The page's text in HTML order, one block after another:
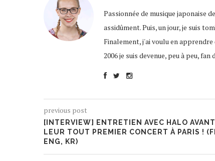
Passionnée de musique japonaise
assidûment. Puis, un jour, je suis
Finalement, j'ai voulu en
2006 je suis devenue, peu à peu,
previous post
[INTERVIEW] ENTRETIEN AVEC HALO AVANT
LEUR TOUT PREMIER CONCERT À PARIS !
ENG, KR)